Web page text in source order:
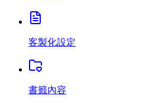
客製化設定
書籤內容